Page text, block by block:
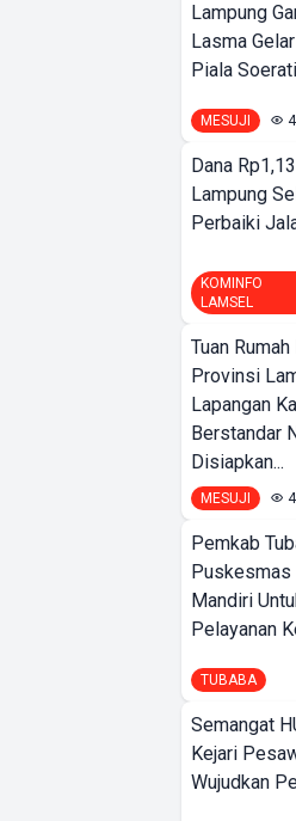
Lampung
Lasma
Piala
MESUJI
Dana
Lampung
Perbaiki
KOMINFO
LAMSEL
Tuan
Provinsi
Lapangan
Berstandar
Disiapkan...
MESUJI
Pemkab
Puskesmas
Mandiri
Pelayanan
TUBABA
Semangat
Kejari
Wujudkan